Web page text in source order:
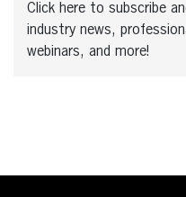
Click here to subscribe
industry news,
webinars, and more!